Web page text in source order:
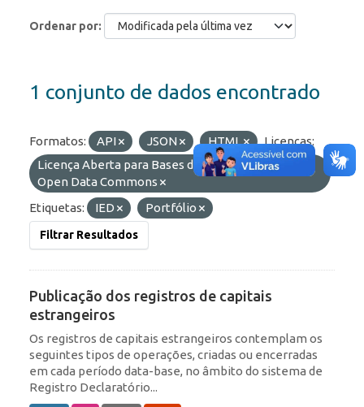
Ordenar por
1 conjunto de dados encontrado
Formatos: API JSON HTML
Licenças:
Licença Aberta para Bases de Dados (ODbL) do
Open Data Commons
Etiquetas:
IED Portfólio
Filtrar Resultados
Publicação dos registros de capitais
estrangeiros
Os registros de capitais estrangeiros contemplam os
seguintes tipos de operações, criadas ou encerradas
em cada período data-base, no âmbito do sistema de
Registro Declaratório...